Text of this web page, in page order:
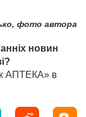
фото автора
новин
АПТЕКА» в